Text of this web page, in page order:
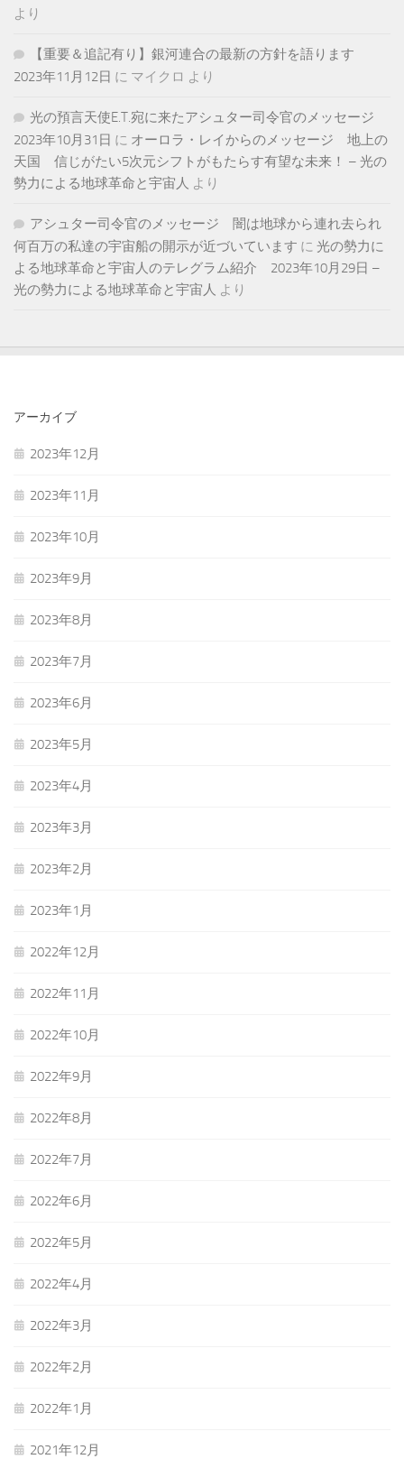
より
【重要＆追記有り】銀河連合の最新の方針を語ります
2023年11月12日 に マイクロ より
光の預言天使E.T.宛に来たアシュター司令官のメッセージ
2023年10月31日 に オーロラ・レイからのメッセージ 地上の
天国 信じがたい5次元シフトがもたらす有望な未来！ – 光の
勢力による地球革命と宇宙人 より
アシュター司令官のメッセージ 闇は地球から連れ去られ
何百万の私達の宇宙船の開示が近づいています に 光の勢力に
よる地球革命と宇宙人のテレグラム紹介 2023年10月29日 –
光の勢力による地球革命と宇宙人 より
アーカイブ
2023年12月
2023年11月
2023年10月
2023年9月
2023年8月
2023年7月
2023年6月
2023年5月
2023年4月
2023年3月
2023年2月
2023年1月
2022年12月
2022年11月
2022年10月
2022年9月
2022年8月
2022年7月
2022年6月
2022年5月
2022年4月
2022年3月
2022年2月
2022年1月
2021年12月